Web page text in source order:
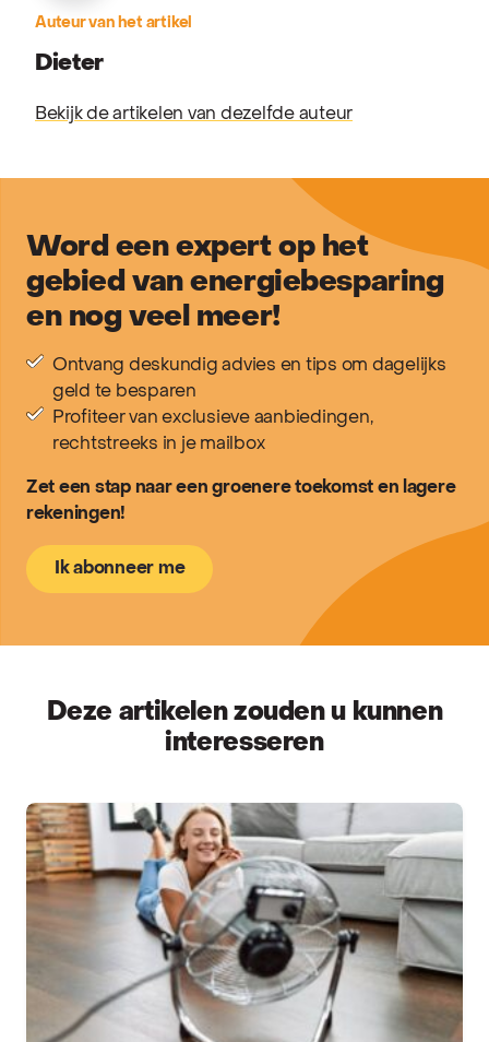
Auteur van het artikel
Dieter
Bekijk de artikelen van dezelfde auteur
Word een expert op het
gebied van energiebesparing
en nog veel meer!
Ontvang deskundig advies en tips om dagelijks
geld te besparen
Profiteer van exclusieve aanbiedingen,
rechtstreeks in je mailbox
Zet een stap naar een groenere toekomst en lagere
rekeningen!
Ik abonneer me
Deze artikelen zouden u kunnen
interesseren